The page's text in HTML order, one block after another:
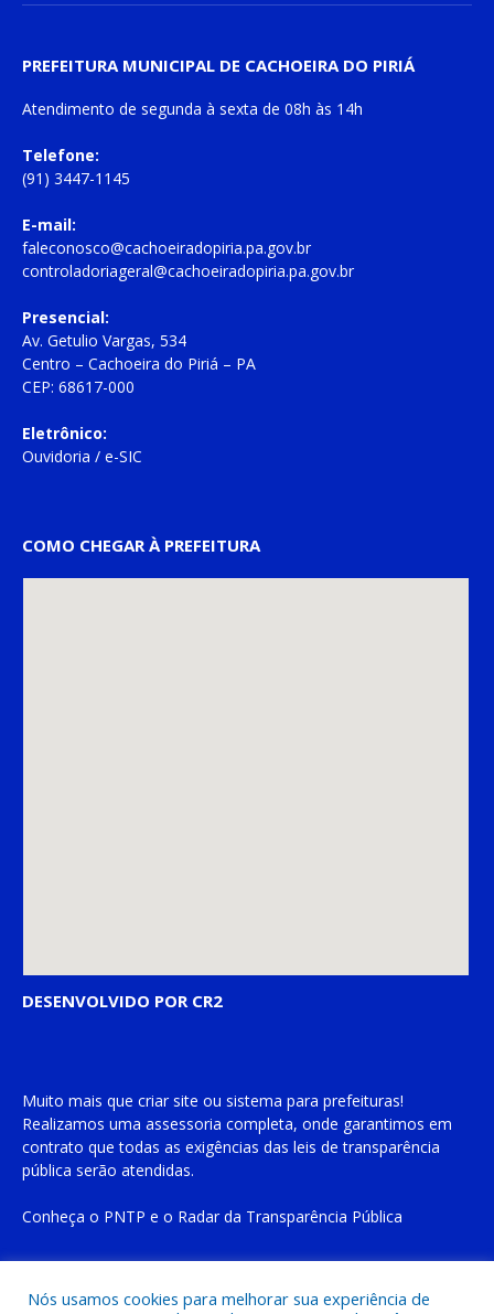
PREFEITURA MUNICIPAL DE CACHOEIRA DO PIRIÁ
Atendimento de segunda à sexta de 08h às 14h
Telefone:
(91) 3447-1145
E-mail:
faleconosco@cachoeiradopiria.pa.gov.br
controladoriageral@cachoeiradopiria.pa.gov.br
Presencial:
Av. Getulio Vargas, 534
Centro – Cachoeira do Piriá – PA
CEP: 68617-000
Eletrônico:
Ouvidoria / e-SIC
COMO CHEGAR À PREFEITURA
DESENVOLVIDO POR CR2
Muito mais que criar site ou sistema para prefeituras!
Realizamos uma assessoria completa, onde garantimos em
contrato que todas as exigências das leis de transparência
pública serão atendidas.
Conheça o PNTP e o Radar da Transparência Pública
Nós usamos cookies para melhorar sua experiência de